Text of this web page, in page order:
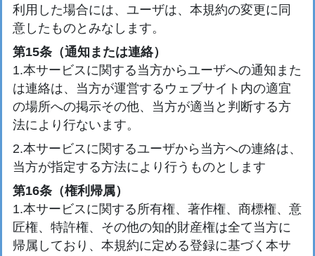
利用した場合には、ユーザは、本規約の変更に同
意したものとみなします。
第15条（通知または連絡）
1.本サービスに関する当方からユーザへの通知また
は連絡は、当方が運営するウェブサイト内の適宜
の場所への掲示その他、当方が適当と判断する方
法により行ないます。
2.本サービスに関するユーザから当方への連絡は、
当方が指定する方法により行うものとします
第16条（権利帰属）
1.本サービスに関する所有権、著作権、商標権、意
匠権、特許権、その他の知的財産権は全て当方に
帰属しており、本規約に定める登録に基づく本サ